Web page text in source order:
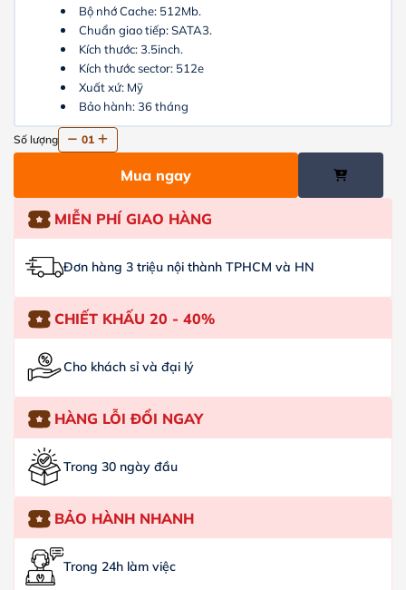
Bộ nhớ Cache: 512Mb.
Chuẩn giao tiếp: SATA3.
Kích thước: 3.5inch.
Kích thước sector: 512e
Xuất xứ: Mỹ
Bảo hành: 36 tháng
Số lượng 01
Mua ngay
MIỄN PHÍ GIAO HÀNG
Đơn hàng 3 triệu nội thành TPHCM và HN
CHIẾT KHẤU 20 - 40%
Cho khách sỉ và đại lý
HÀNG LỖI ĐỔI NGAY
Trong 30 ngày đầu
BẢO HÀNH NHANH
Trong 24h làm việc